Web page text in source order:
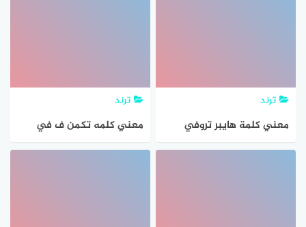
ترند
معني كلمة هايبر تروفي
ترند
معني كلمه تكمن ف في
اللغة العربي